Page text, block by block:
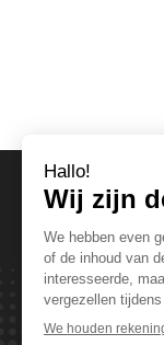
Maandag
Van 08:00
Zaterdag :